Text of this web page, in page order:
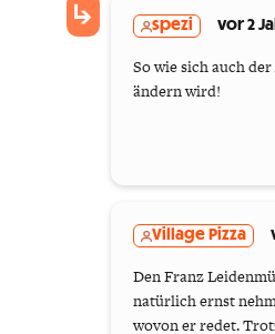
spezi vor 2
So wie sich auch
ändern wird!
Village Pizza
Den Franz
natürlich ernst
wovon er redet.